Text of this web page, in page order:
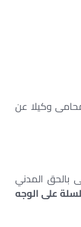
وكيلا عن
بالحق المدني
على الوجه